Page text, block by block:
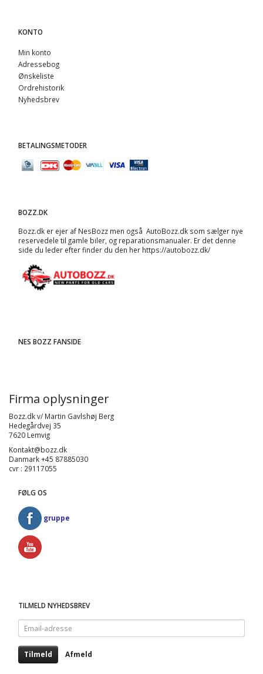
KONTO
Min konto
Adressebog
Ønskeliste
Ordrehistorik
Nyhedsbrev
BETALINGSMETODER
BOZZ.DK
Bozz.dk er ejer af NesBozz men også AutoBozz.dk som sælger nye
reservedele til gamle biler, og reparationsmanualer. Er det denne
side du leder efter finder du den her https://autobozz.dk/
NES BOZZ FANSIDE
Firma oplysninger
Bozz.dk v/ Martin Gavlshøj Berg
Hedegårdvej 35
7620 Lemvig
Kontakt@bozz.dk
Danmark +45 87885030
cvr : 29117055
FØLG OS
gruppe
TILMELD NYHEDSBREV
Email-
adresse
Tilmeld Afmeld